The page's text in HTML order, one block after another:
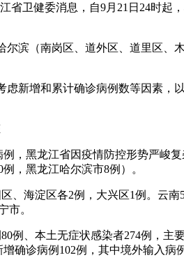
省卫健委消息，自9月21日24时
尔滨（南岗区、道外区、道里区
虑新增和累计确诊病例数等因素
，黑龙江省因疫情防控形势严
，黑龙江哈尔滨市8例）。
、海淀区各2例，大兴区1例。云
市。
例、本土无症状感染者274例，
确诊病例102例，其中境外输入病